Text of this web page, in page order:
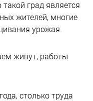
град является
жителей, многие
урожая.
живут, работы
столько труда